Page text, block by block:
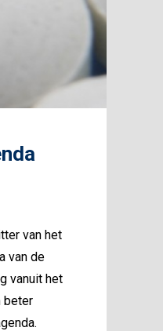
van het
van de
vanuit het
beter